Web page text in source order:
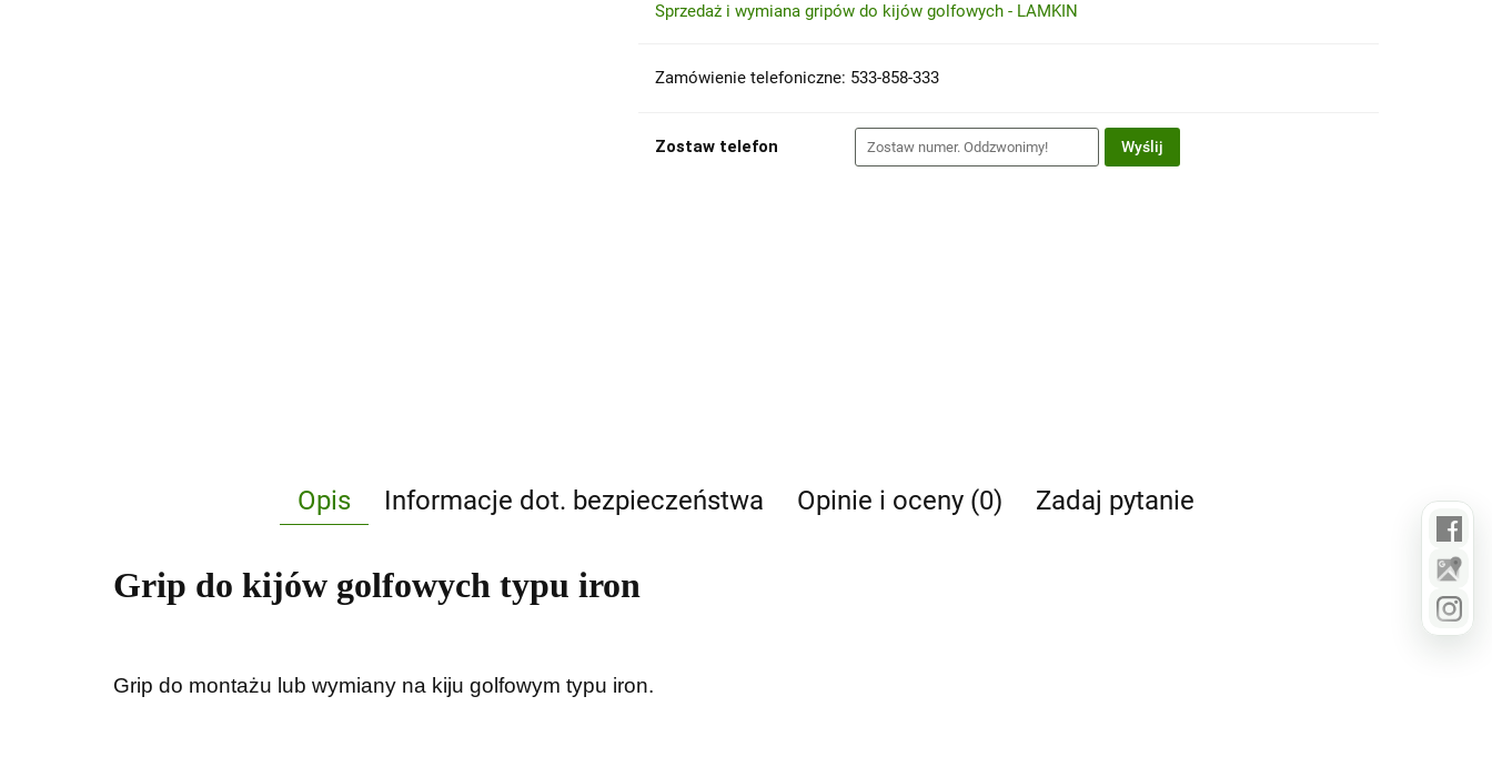
Sprzedaż i wymiana gripów do kijów golfowych - LAMKIN
Zamówienie telefoniczne: 533-858-333
Zostaw telefon Wyślij
Opis Informacje dot. bezpieczeństwa Opinie i oceny (0) Zadaj pytanie
Grip do kijów golfowych typu iron
Grip do montażu lub wymiany na kiju golfowym typu iron.